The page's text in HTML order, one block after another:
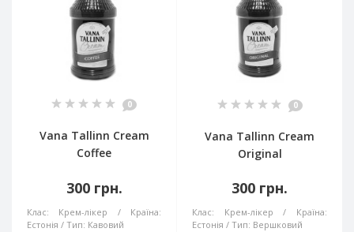
0
Vana Tallinn Cream
Coffee
300 грн.
Клас: Крем-лікер
Країна:
Естонія
Тип: Кавовий
0
Vana Tallinn Cream
Original
300 грн.
Клас: Крем-лікер
Країна:
Естонія
Тип: Вершковий